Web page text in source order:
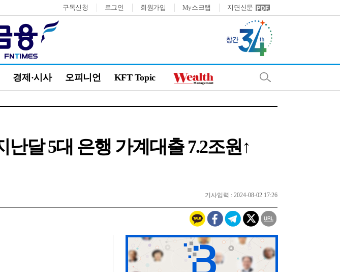
구독신청 로그인 회원가입 My스크랩 지면신문
경제·시사 오피니언 KFT Topic
달 5대 은행 가계대출 7.2조원↑
기사입력 : 2024-08-02 17:26